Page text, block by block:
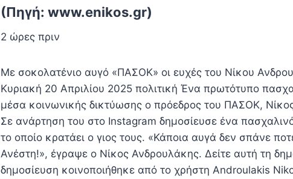
(Πηγή: www.enikos.gr)
2 ώρες πριν
Με σοκολατένιο αυγό «ΠΑΣΟΚ» οι ευχές του Νίκου
Κυριακή 20 Απριλίου 2025 πολιτική Ένα πρωτότυπο
μέσα κοινωνικής δικτύωσης ο πρόεδρος του ΠΑΣΟΚ,
Σε ανάρτηση του στο Instagram δημοσίευσε ένα
το οποίο κρατάει ο γιος τους. «Κάποια αυγά δεν σπάνε
Ανέστη!», έγραψε ο Νίκος Ανδρουλάκης. Δείτε αυτή τη
δημοσίευση κοινοποιήθηκε από το χρήστη Androulakis